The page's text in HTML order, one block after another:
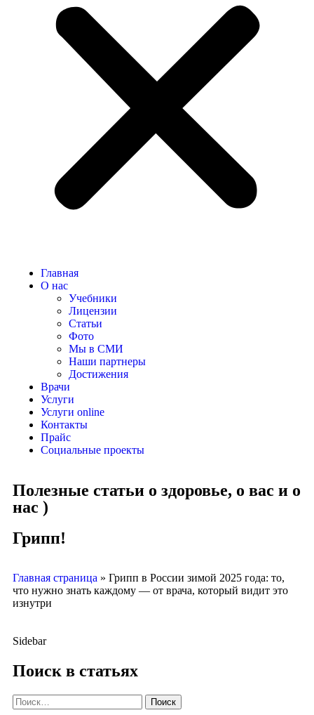
Главная
О нас
Учебники
Лицензии
Статьи
Фото
Мы в СМИ
Наши партнеры
Достижения
Врачи
Услуги
Услуги online
Контакты
Прайс
Социальные проекты
Полезные статьи о здоровье, о вас и о
нас )
Грипп!
Главная страница » Грипп в России зимой 2025 года: то,
что нужно знать каждому — от врача, который видит это
изнутри
Sidebar
Поиск в статьях
Поиск